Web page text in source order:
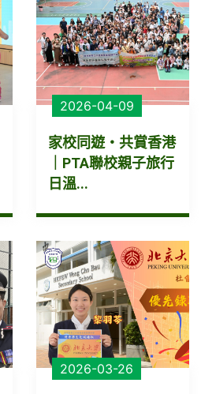
2026-04-09
家校同遊・共賞香港
｜PTA聯校親子旅行
日溫...
2026-03-26